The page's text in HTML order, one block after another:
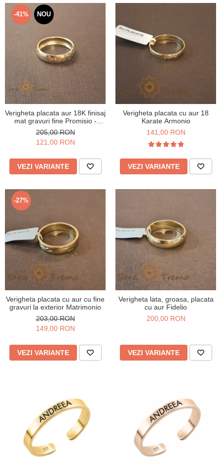
Bijuterii pentru barbati
Bratari
Talismane
Verighete
Bijuterii din argint placate cu aur
24K
-41% NOU
Verigheta placata aur 18K finisaj
mat gravuri fine Promisio -
latime 4 mm
205,00 RON
121,00 RON
VEZI VARIANTE
Verigheta placata cu aur 18
Karate Armonio
141,00 RON
VEZI VARIANTE
-27%
Verigheta placata cu aur cu fine
gravuri la exterior Matrimonio
203,00 RON
149,00 RON
VEZI VARIANTE
Verigheta lata, groasa, placata
cu aur Fidelio
200,00 RON
VEZI VARIANTE